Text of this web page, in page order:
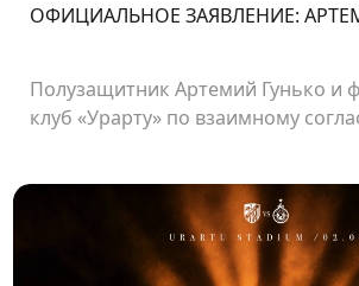
ОФИЦИАЛЬНОЕ ЗАЯВЛЕНИЕ:
Полузащитник Артемий Гунько и
клуб «Урарту» по взаимному